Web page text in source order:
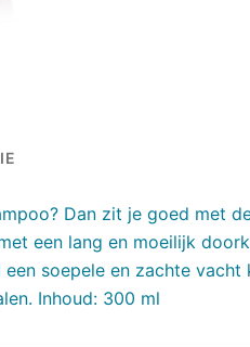
Dan zit je goed met
een lang en moeilijk
soepele en zachte
Inhoud: 300 ml